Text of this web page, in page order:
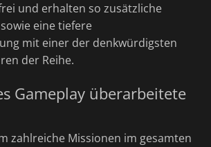
und erhalten so zusätzliche
eine tiefere
mit einer der denkwürdigsten
der Reihe.
Gameplay überarbeitete
zahlreiche Missionen im gesamten